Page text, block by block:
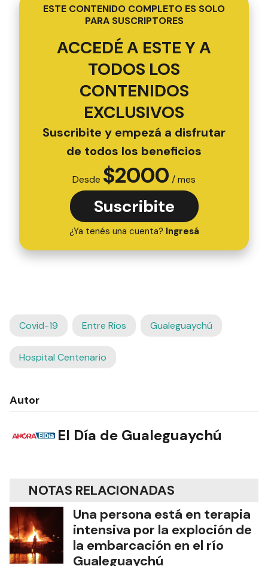
ESTE CONTENIDO COMPLETO ES SOLO
PARA SUSCRIPTORES
ACCEDÉ A ESTE Y A
TODOS LOS
CONTENIDOS
EXCLUSIVOS
Suscribite y empezá a disfrutar
de todos los beneficios
Desde $2000 / mes
Suscribite
¿Ya tenés una cuenta? Ingresá
Covid-19 Entre Ríos Gualeguaychú
Hospital Centenario
Autor
El Día de Gualeguaychú
NOTAS RELACIONADAS
Una persona está en terapia
intensiva por la exploción de
la embarcación en el río
Gualeguaychú